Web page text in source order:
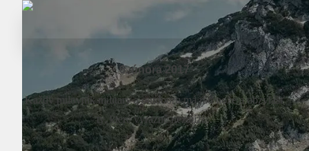
6. února 2017
Každý milovník military a outdooru má rád nože a obzvlášť
ty, které výrazně nezatíží...